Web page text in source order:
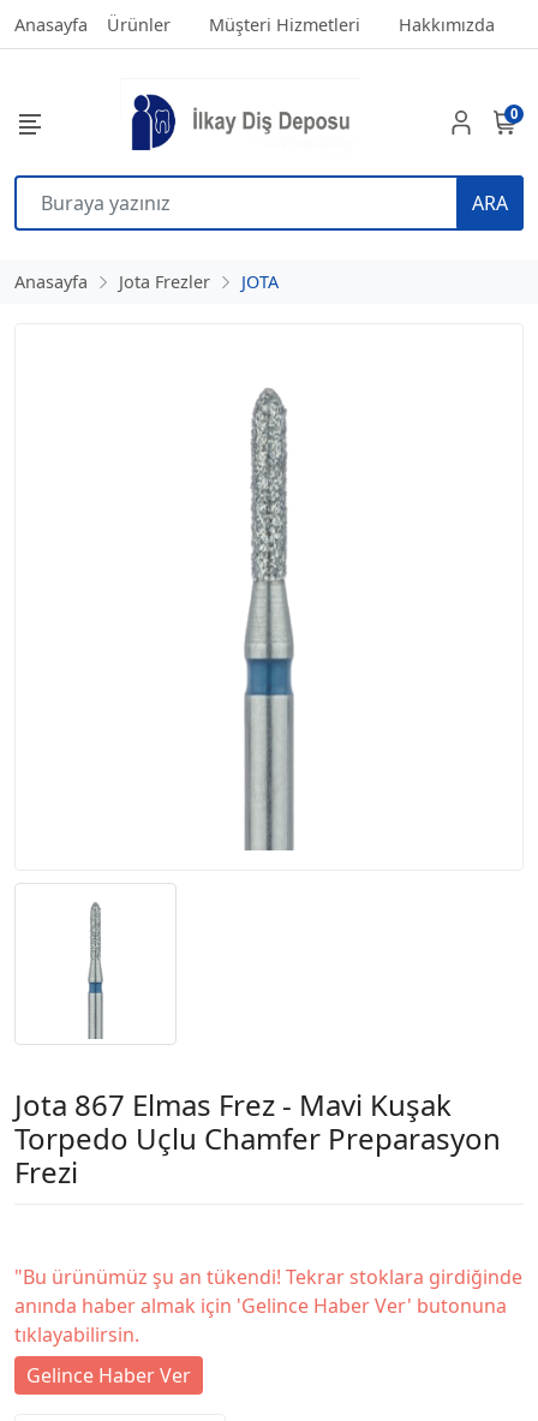
Anasayfa Ürünler Müşteri Hizmetleri Hakkımızda
ARA
0
Anasayfa Jota Frezler JOTA
Jota 867 Elmas Frez - Mavi Kuşak
Torpedo Uçlu Chamfer Preparasyon
Frezi
"Bu ürünümüz şu an tükendi! Tekrar stoklara girdiğinde
anında haber almak için 'Gelince Haber Ver' butonuna
tıklayabilirsin.
Gelince Haber Ver